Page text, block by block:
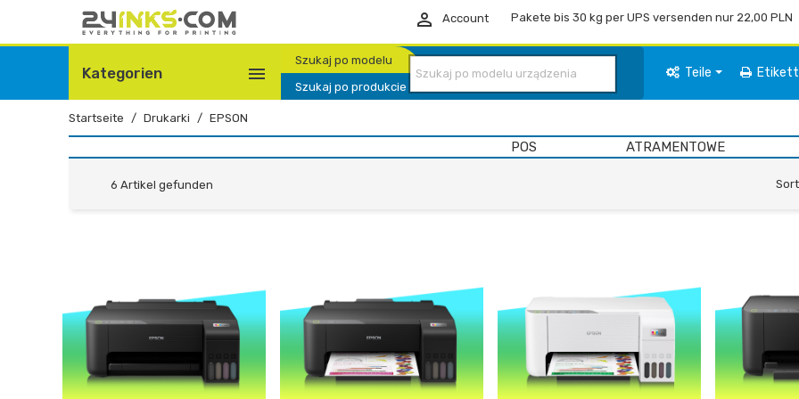
 Account Pakete bis 30 kg per UPS versenden nur 22,00 PLN
Kategorien 
Szukaj po modelu
Szukaj po produkcie
Teile
Startseite Drukarki EPSON
POS ATRAMENTOWE
6 Artikel gefunden